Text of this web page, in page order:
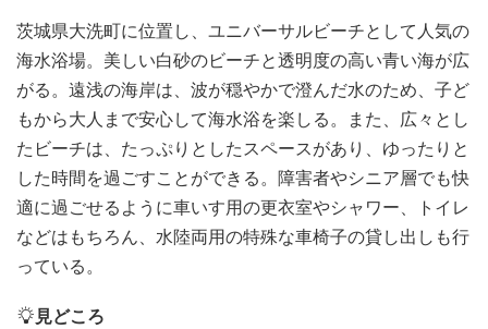
茨城県大洗町に位置し、ユニバーサルビーチとして人気の
海水浴場。美しい白砂のビーチと透明度の高い青い海が広
がる。遠浅の海岸は、波が穏やかで澄んだ水のため、子ど
もから大人まで安心して海水浴を楽しる。また、広々とし
たビーチは、たっぷりとしたスペースがあり、ゆったりと
した時間を過ごすことができる。障害者やシニア層でも快
適に過ごせるように車いす用の更衣室やシャワー、トイレ
などはもちろん、水陸両用の特殊な車椅子の貸し出しも行
っている。
見どころ